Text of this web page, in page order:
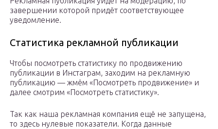
завершении которой придёт соответствующее
уведомление.
Cтатистика рекламной публикации
Чтобы посмотреть статистику по продвижению
публикации в Инстаграм, заходим на рекламную
публикацию — жмём «Посмотреть продвижение» и
далее смотрим «Посмотреть статистику».
Так как наша рекламная компания ещё не запущена,
то здесь нулевые показатели. Когда данные